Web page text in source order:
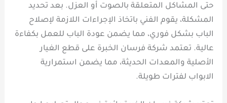
حتى المشاكل المتعلقة بالصوت أو العزل. بعد تحديد
المشكلة، يقوم الفني باتخاذ الإجراءات اللازمة لإصلاح
الباب بشكل فوري، مما يضمن عودة الباب للعمل بكفاءة
عالية. تعتمد شركة فرسان الخبرة على قطع الغيار
الأصلية والمعدات الحديثة، مما يضمن استمرارية
الابواب لفترات طويلة.